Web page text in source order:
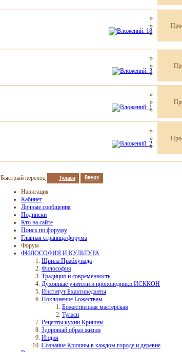
Быстрый переход Туласи Вверх
Навигация
Кабинет
Личные сообщения
Подписки
Кто на сайте
Поиск по форуму
Главная страница форума
Форум
ФИЛОСОФИЯ И КУЛЬТУРА
Шрила Прабхупада
Философия
Традиция и современность
Духовные учители и проповедники ИСККОН
Институт Бхактиведанты
Поклонение Божествам
Божественная мастерская
Туласи
Рецепты кухни Кришны
Здоровый образ жизни
Индия
Сознание Кришны в каждом городе и деревне